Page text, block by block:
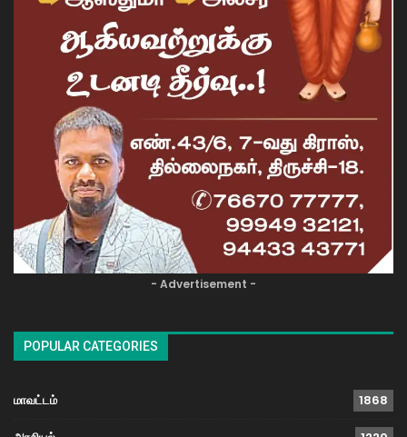
- Advertisement -
POPULAR CATEGORIES
மாவட்டம் 1868